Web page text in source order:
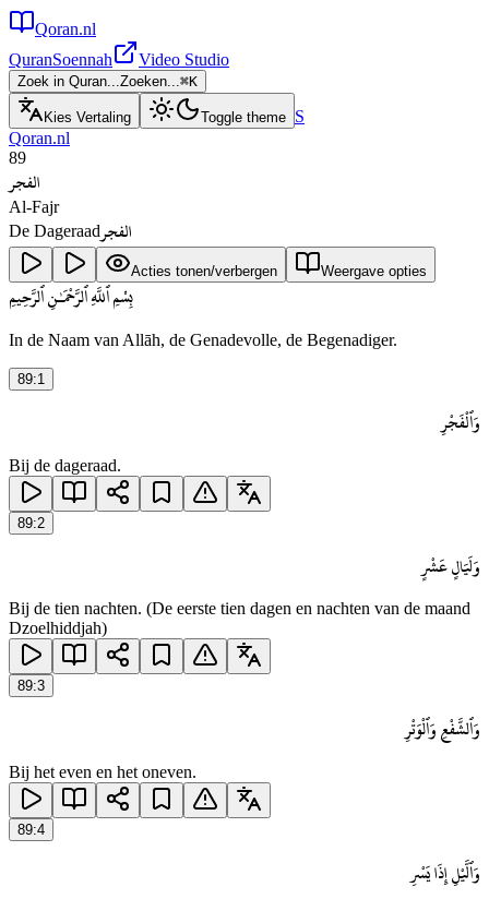
Qoran.nl
QuranSoennah Video Studio
Zoek in Quran...Zoeken...⌘K
Kies Vertaling Toggle theme S
Qoran.nl
89
الفجر
Al-Fajr
De Dageraadالفجر
Acties tonen/verbergen Weergave opties
بِسْمِ ٱللَّهِ ٱلرَّحْمَـٰنِ ٱلرَّحِيمِ
In de Naam van Allāh, de Genadevolle, de Begenadiger.
89:1
وَٱلْفَجْرِ
Bij de dageraad.
89:2
وَلَيَالٍ عَشْرٍ
Bij de tien nachten. (De eerste tien dagen en nachten van de maand
Dzoelhiddjah)
89:3
وَٱلشَّفْعِ وَٱلْوَتْرِ
Bij het even en het oneven.
89:4
وَٱلَّيْلِ إِذَا يَسْرِ